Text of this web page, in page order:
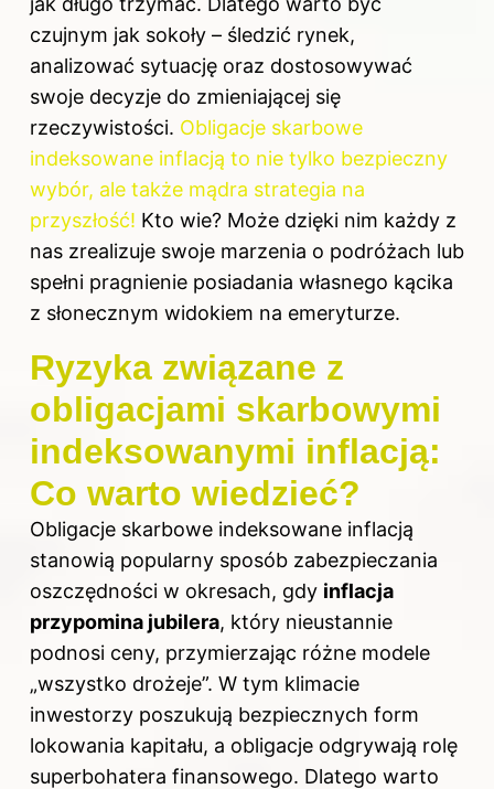
czujnym jak sokoły – śledzić rynek,
analizować sytuację oraz dostosowywać
swoje decyzje do zmieniającej się
rzeczywistości. Obligacje skarbowe
indeksowane inflacją to nie tylko bezpieczny
wybór, ale także mądra strategia na
przyszłość! Kto wie? Może dzięki nim każdy z
nas zrealizuje swoje marzenia o podróżach lub
spełni pragnienie posiadania własnego kącika
z słonecznym widokiem na emeryturze.
Ryzyka związane z
obligacjami skarbowymi
indeksowanymi inflacją:
Co warto wiedzieć?
Obligacje skarbowe indeksowane inflacją
stanowią popularny sposób zabezpieczania
oszczędności w okresach, gdy inflacja
przypomina jubilera, który nieustannie
podnosi ceny, przymierzając różne modele
„wszystko drożeje”. W tym klimacie
inwestorzy poszukują bezpiecznych form
lokowania kapitału, a obligacje odgrywają rolę
superbohatera finansowego. Dlatego warto